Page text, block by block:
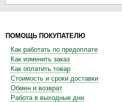
ПОМОЩЬ ПОКУПАТЕЛЮ
Как работать по предоплате
Как изменить заказ
Как оплатить товар
Стоимость и сроки доставки
Обмен и возврат
Работа в выходные дни